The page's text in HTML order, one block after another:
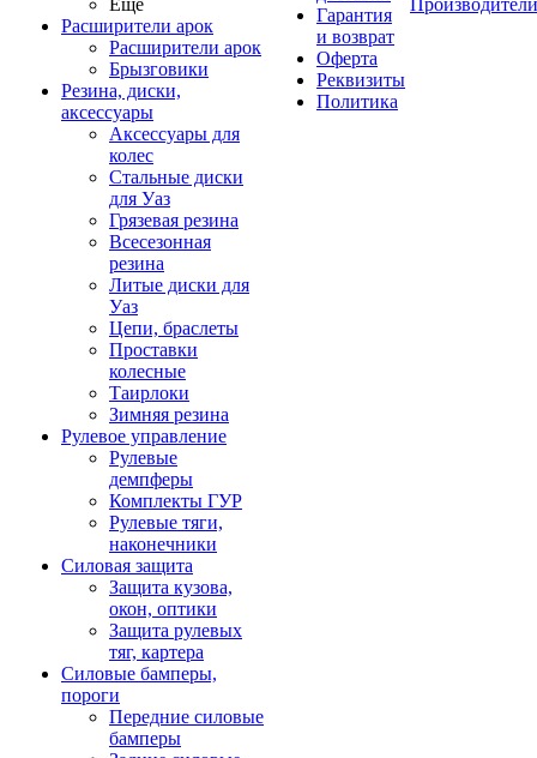
Ещё
Расширители арок
Расширители арок
Брызговики
Резина, диски,
аксессуары
Аксессуары для
колес
Стальные диски
для Уаз
Грязевая резина
Всесезонная
резина
Литые диски для
Уаз
Цепи, браслеты
Проставки
колесные
Таирлоки
Зимняя резина
Рулевое управление
Рулевые
демпферы
Комплекты ГУР
Рулевые тяги,
наконечники
Силовая защита
Защита кузова,
окон, оптики
Защита рулевых
тяг, картера
Силовые бамперы,
пороги
Передние силовые
бамперы
Гарантия
и возврат
Оферта
Реквизиты
Политика
Производители